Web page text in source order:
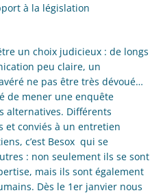
à la législation
un choix judicieux : de longs
peu claire, un
ne pas être très dévoué…
de mener une enquête
alternatives. Différents
et conviés à un entretien
c’est Besox qui se
: non seulement ils se sont
mais ils sont également
Dès le 1er janvier nous